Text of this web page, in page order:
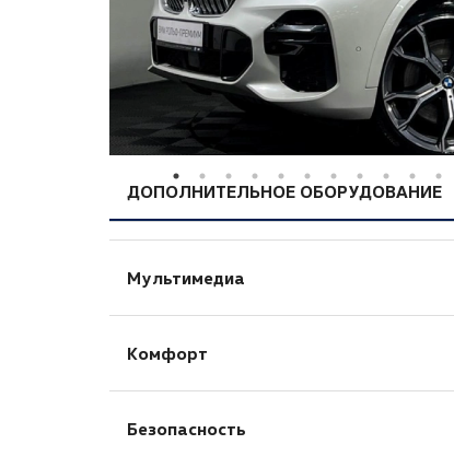
ДОПОЛНИТЕЛЬНОЕ ОБОРУДОВАНИЕ
Мультимедиа
USB
Голосовое управление
Навигационная система
Комфорт
Запуск двигателя с кнопки
Безопасность